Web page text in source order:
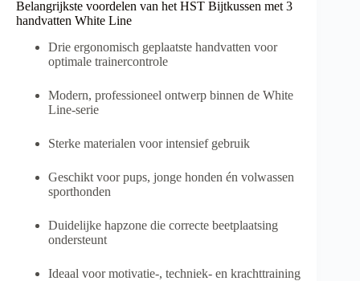
Belangrijkste voordelen van het HST Bijtkussen met 3
handvatten White Line
Drie ergonomisch geplaatste handvatten voor
optimale trainercontrole
Modern, professioneel ontwerp binnen de White
Line-serie
Sterke materialen voor intensief gebruik
Geschikt voor pups, jonge honden én volwassen
sporthonden
Duidelijke hapzone die correcte beetplaatsing
ondersteunt
Ideaal voor motivatie-, techniek- en krachttraining